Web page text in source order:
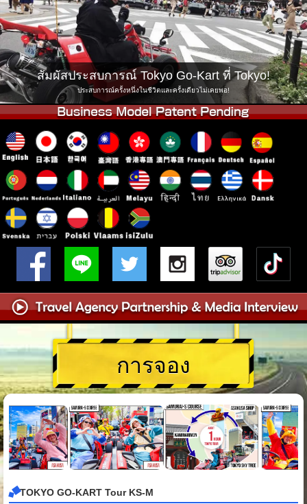
เปลี่ยนสาขา
Tokyo Shinagawa Tokyo Akihabara#1
Tokyo Akihabara#2 Tokyo Shibuya
Tokyo Shibuya Annex Tokyo Bay
Tokyo Asakusa Osaka
สัมผัสประสบการณ์ Tokyo Go-Kart ที่ Tokyo!
ประสบการณ์ครั้งหนึ่งในชีวิตและครั้งเดียวไม่เคยพอ!
การจอง
TOKYO GO-KART Tour KS-M